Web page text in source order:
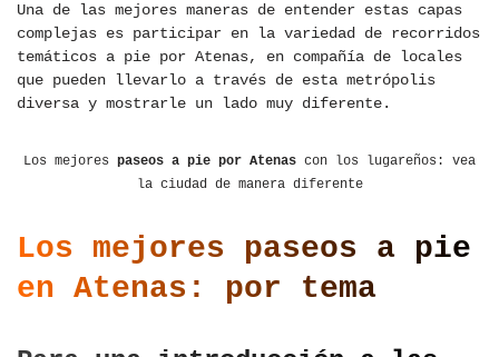
Una de las mejores maneras de entender estas capas
complejas es participar en la variedad de recorridos
temáticos a pie por Atenas, en compañía de locales
que pueden llevarlo a través de esta metrópolis
diversa y mostrarle un lado muy diferente.
Los mejores paseos a pie por Atenas con los lugareños: vea
la ciudad de manera diferente
Los mejores paseos a pie
en Atenas: por tema